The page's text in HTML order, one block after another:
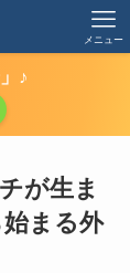
メニュー
♪
が生ま
まる外